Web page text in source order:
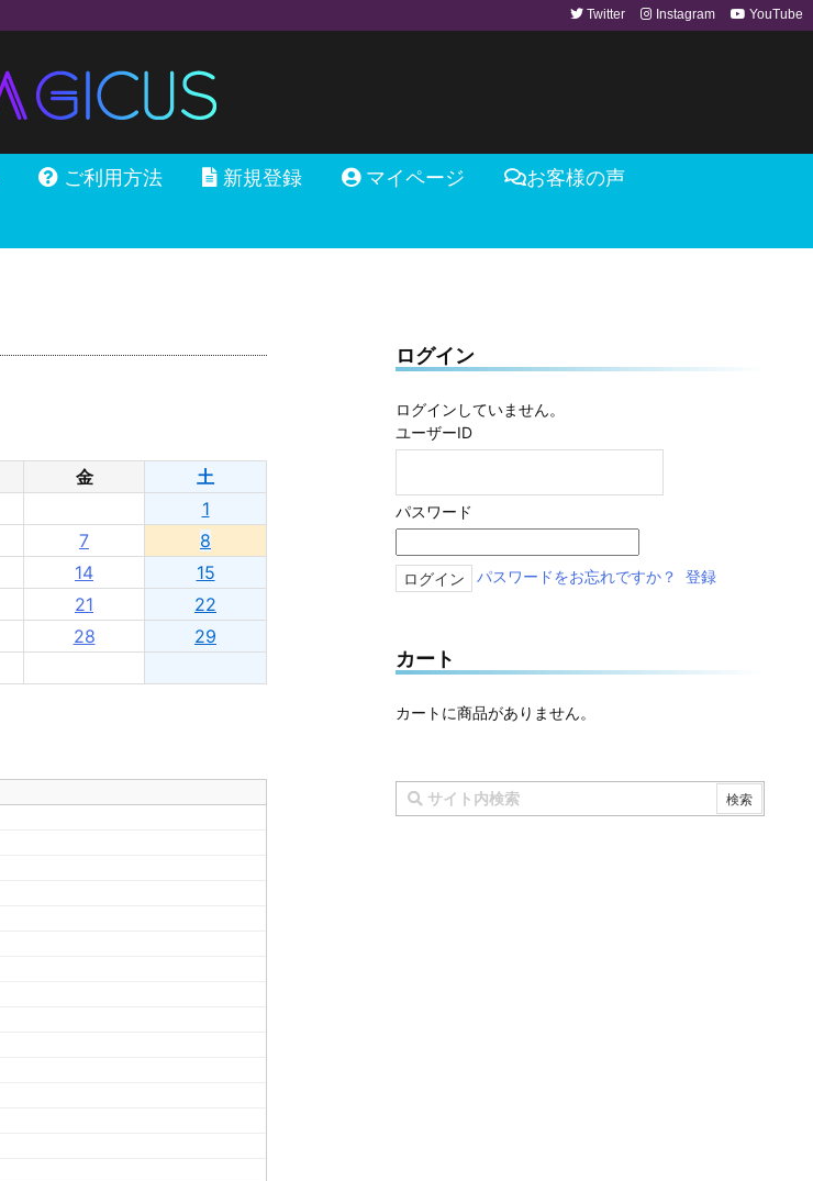
ご利用方法 新規登録 マイページ お客様の声
Twitter Instagram YouTube
金
土
1
7
8
14
15
21
22
28
29
ログイン
ログインしていません。
ユーザーID
パスワード
パスワードをお忘れですか？ 登録
カート
カートに商品がありません。